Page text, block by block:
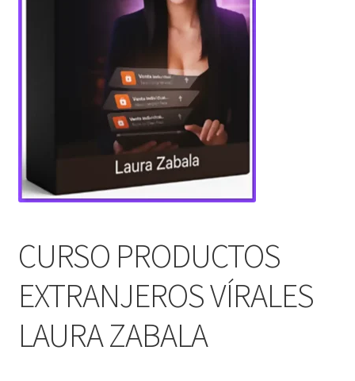
CURSO PRODUCTOS
EXTRANJEROS VÍRALES
LAURA ZABALA